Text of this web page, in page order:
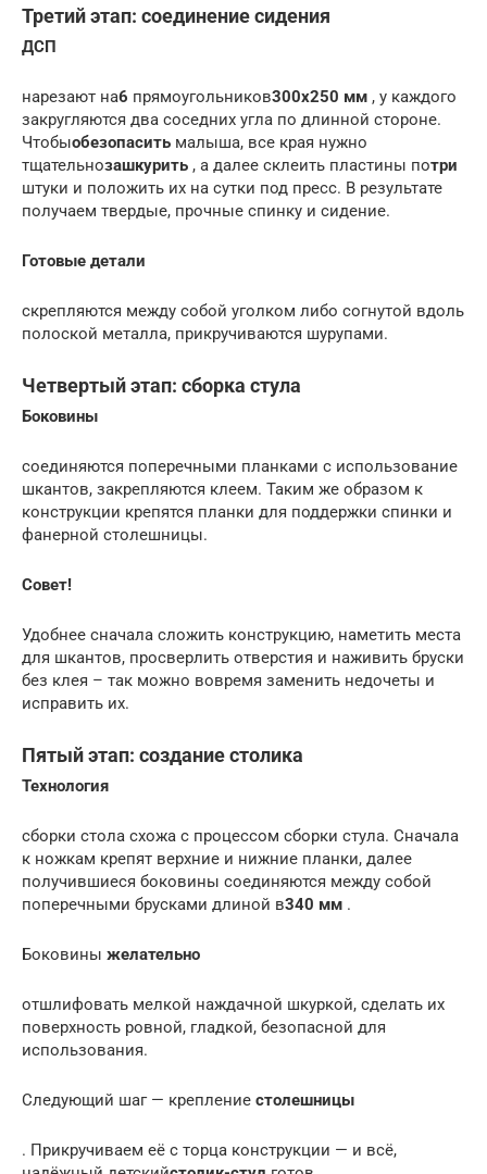
Третий этап: соединение сидения
ДСП
нарезают на6 прямоугольников300х250 мм , у каждого
закругляются два соседних угла по длинной стороне.
Чтобыобезопасить малыша, все края нужно
тщательнозашкурить , а далее склеить пластины потри
штуки и положить их на сутки под пресс. В результате
получаем твердые, прочные спинку и сидение.
Готовые детали
скрепляются между собой уголком либо согнутой вдоль
полоской металла, прикручиваются шурупами.
Четвертый этап: сборка стула
Боковины
соединяются поперечными планками с использование
шкантов, закрепляются клеем. Таким же образом к
конструкции крепятся планки для поддержки спинки и
фанерной столешницы.
Совет!
Удобнее сначала сложить конструкцию, наметить места
для шкантов, просверлить отверстия и наживить бруски
без клея – так можно вовремя заменить недочеты и
исправить их.
Пятый этап: создание столика
Технология
сборки стола схожа с процессом сборки стула. Сначала
к ножкам крепят верхние и нижние планки, далее
получившиеся боковины соединяются между собой
поперечными брусками длиной в340 мм .
Боковины желательно
отшлифовать мелкой наждачной шкуркой, сделать их
поверхность ровной, гладкой, безопасной для
использования.
Следующий шаг — крепление столешницы
. Прикручиваем её с торца конструкции — и всё,